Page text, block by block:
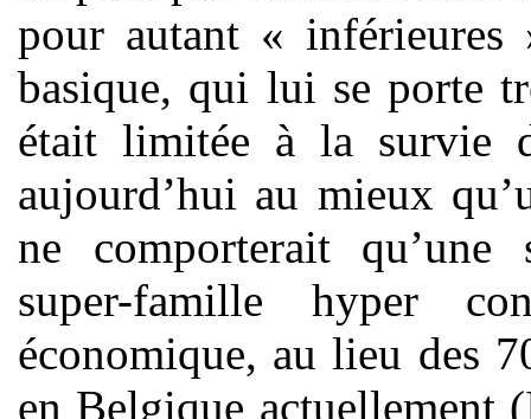
pour autant «
basique, qui lui se porte
était limitée à la survie
aujourd’hui au mieux
ne comporterait qu’une
super-famille hyper
économique, au lieu des
en Belgique actuellement